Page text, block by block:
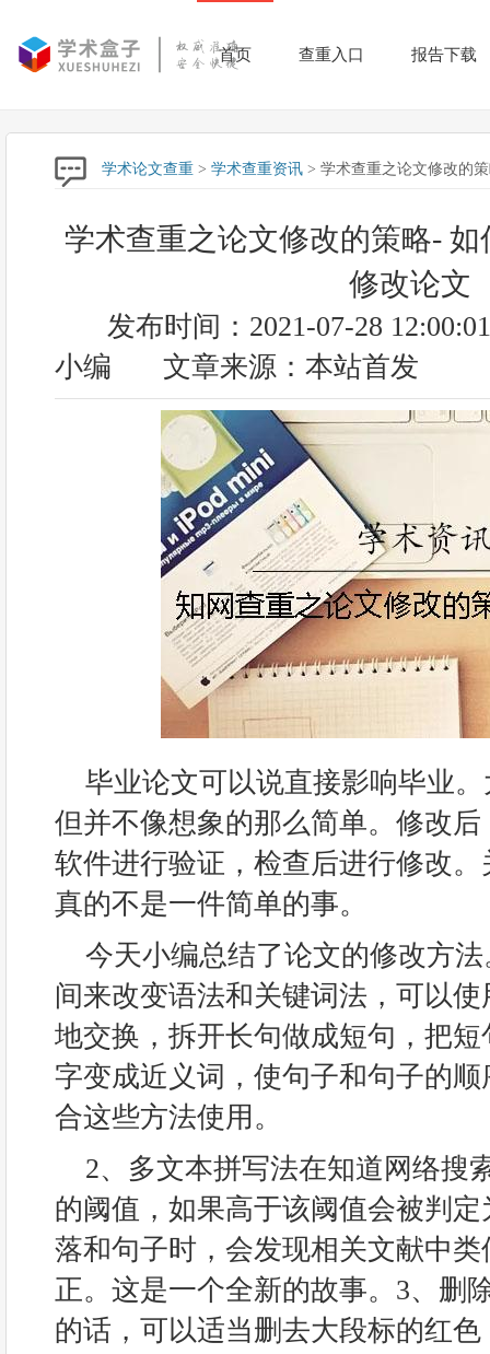
首页 查重入口 报告下载
学术论文查重 > 学术查重资讯 > 学术查重之论文修改的
学术查重之论文修改的策略-
修改论文
发布时间：2021-07-28 12:00:01
小编
文章来源：本站首发
毕业论文可以说直接影响毕业
但并不像想象的那么简单。修改
软件进行验证，检查后进行修改
真的不是一件简单的事。
今天小编总结了论文的修改方
间来改变语法和关键词法，可以
地交换，拆开长句做成短句，把
字变成近义词，使句子和句子的
合这些方法使用。
2、多文本拼写法在知道网络搜
的阈值，如果高于该阈值会被判
落和句子时，会发现相关文献中
正。这是一个全新的故事。3、删
的话，可以适当删去大段标的红